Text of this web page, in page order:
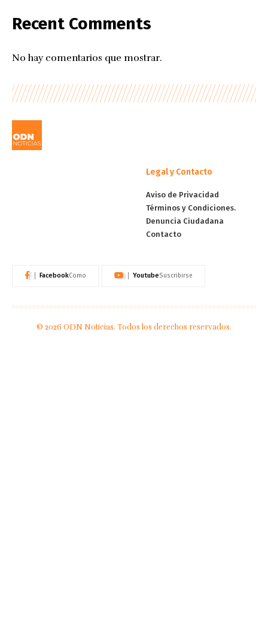
Recent Comments
No hay comentarios que mostrar.
Legal y Contacto
Aviso de Privacidad
Términos y Condiciones.
Denuncia Ciudadana
Contacto
FacebookComo YoutubeSuscribirse
© 2026 ODN Noticias. Todos los derechos reservados.